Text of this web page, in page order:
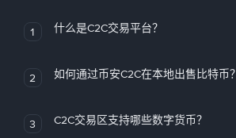
1 什么是C2C交易平台？
2 如何通过币安C2C在本地出售比特币？
3 C2C交易区支持哪些数字货币？